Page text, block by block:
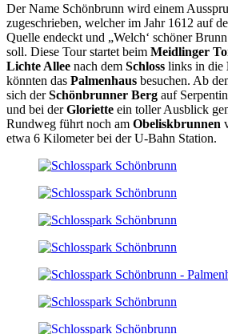
Der Name Schönbrunn wird einem
zugeschrieben, welcher im Jahr 1612 auf
Quelle endeckt und „Welch‘ schöner
soll. Diese Tour startet beim Meidlinger
Lichte Allee nach dem Schloss links in die
könnten das Palmenhaus besuchen. Ab
sich derSchönbrunner Berg auf
und bei derGloriette ein toller Ausblick
Rundweg führt noch am Obeliskbrunnen
etwa 6 Kilometer bei der U-Bahn Station.